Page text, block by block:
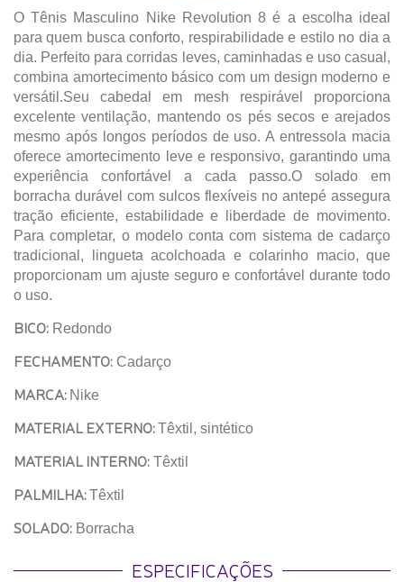
O Tênis Masculino Nike Revolution 8 é a escolha ideal
para quem busca conforto, respirabilidade e estilo no dia a
dia. Perfeito para corridas leves, caminhadas e uso casual,
combina amortecimento básico com um design moderno e
versátil.Seu cabedal em mesh respirável proporciona
excelente ventilação, mantendo os pés secos e arejados
mesmo após longos períodos de uso. A entressola macia
oferece amortecimento leve e responsivo, garantindo uma
experiência confortável a cada passo.O solado em
borracha durável com sulcos flexíveis no antepé assegura
tração eficiente, estabilidade e liberdade de movimento.
Para completar, o modelo conta com sistema de cadarço
tradicional, lingueta acolchoada e colarinho macio, que
proporcionam um ajuste seguro e confortável durante todo
o uso.
BICO: Redondo
FECHAMENTO: Cadarço
MARCA: Nike
MATERIAL EXTERNO:Têxtil, sintético
MATERIAL INTERNO: Têxtil
PALMILHA:Têxtil
SOLADO: Borracha
ESPECIFICAÇÕES